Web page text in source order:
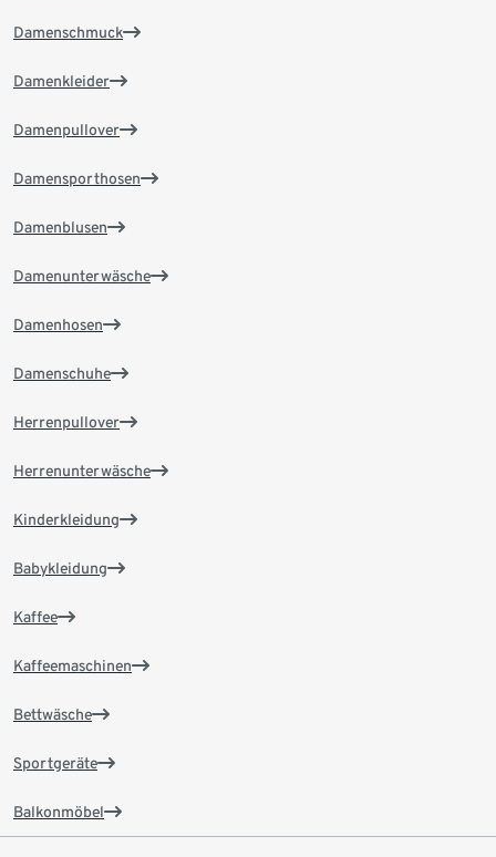
Damenschmuck
Damenkleider
Damenpullover
Damensporthosen
Damenblusen
Damenunterwäsche
Damenhosen
Damenschuhe
Herrenpullover
Herrenunterwäsche
Kinderkleidung
Babykleidung
Kaffee
Kaffeemaschinen
Bettwäsche
Sportgeräte
Balkonmöbel